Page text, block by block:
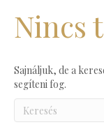
Nincs
Sajnáljuk, de a
segíteni fog.